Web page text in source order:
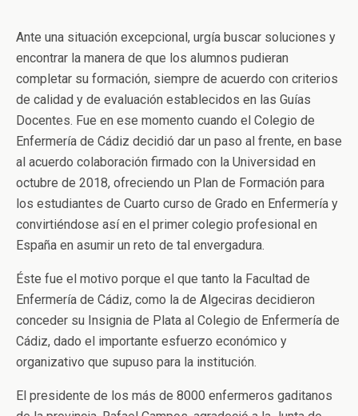
Ante una situación excepcional, urgía buscar soluciones y
encontrar la manera de que los alumnos pudieran
completar su formación, siempre de acuerdo con criterios
de calidad y de evaluación establecidos en las Guías
Docentes. Fue en ese momento cuando el Colegio de
Enfermería de Cádiz decidió dar un paso al frente, en base
al acuerdo colaboración firmado con la Universidad en
octubre de 2018, ofreciendo un Plan de Formación para
los estudiantes de Cuarto curso de Grado en Enfermería y
convirtiéndose así en el primer colegio profesional en
España en asumir un reto de tal envergadura.
Éste fue el motivo porque el que tanto la Facultad de
Enfermería de Cádiz, como la de Algeciras decidieron
conceder su Insignia de Plata al Colegio de Enfermería de
Cádiz, dado el importante esfuerzo económico y
organizativo que supuso para la institución.
El presidente de los más de 8000 enfermeros gaditanos